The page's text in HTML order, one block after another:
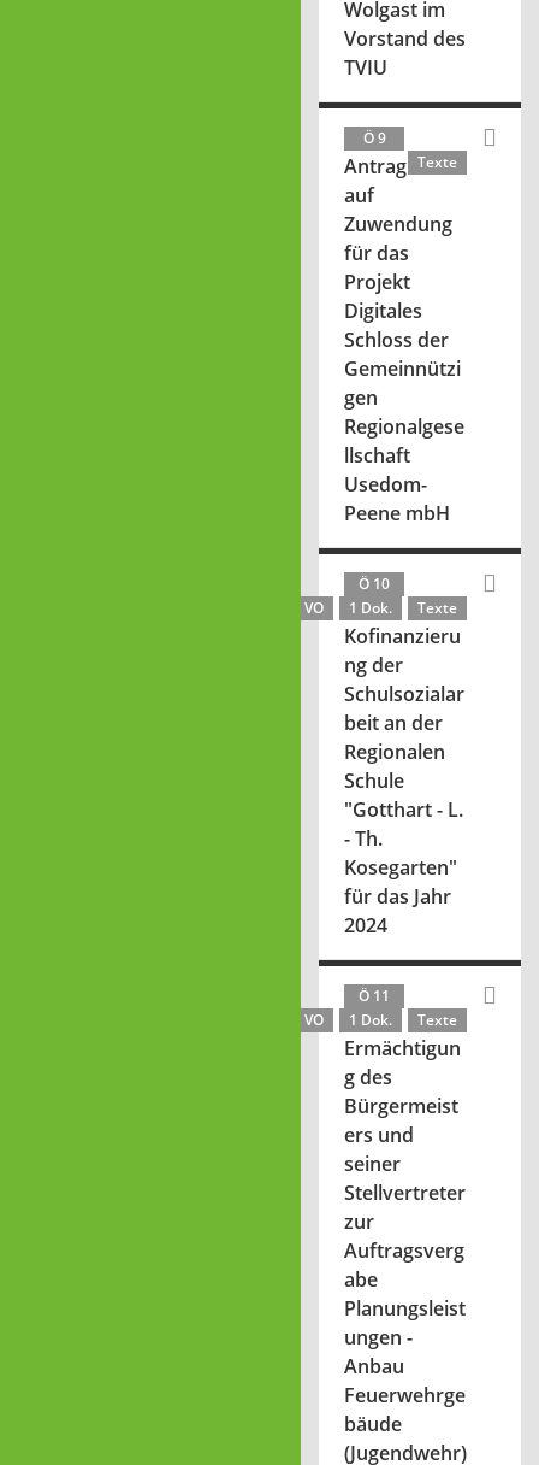
Wolgast im
Vorstand des
TVIU
Ö 9
Texte
Antrag
auf
Zuwendung
für das
Projekt
Digitales
Schloss der
Gemeinnützi
gen
Regionalgese
llschaft
Usedom-
Peene mbH
Ö 10
VO
1 Dok. Texte
Kofinanzieru
ng der
Schulsozialar
beit an der
Regionalen
Schule
"Gotthart - L.
- Th.
Kosegarten"
für das Jahr
2024
Ö 11
VO
1 Dok. Texte
Ermächtigun
g des
Bürgermeist
ers und
seiner
Stellvertreter
zur
Auftragsverg
abe
Planungsleist
ungen -
Anbau
Feuerwehrge
bäude
(Jugendwehr)